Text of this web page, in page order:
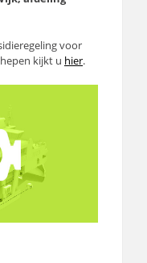
voor
kijkt u hier.